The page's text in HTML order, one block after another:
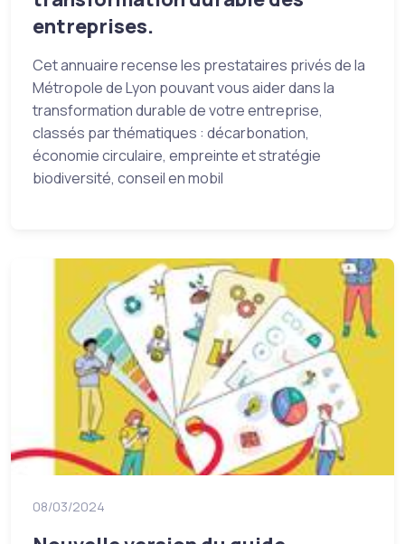
entreprises.
Cet annuaire recense les prestataires privés de la
Métropole de Lyon pouvant vous aider dans la
transformation durable de votre entreprise,
classés par thématiques : décarbonation,
économie circulaire, empreinte et stratégie
biodiversité, conseil en mobil
08/03/2024